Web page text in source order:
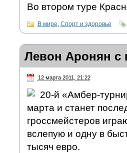
Во втором туре
В мире, Спорт и здоровье
Левон Аронян с
12 марта 2011, 21:22
20-й «Амбер-
марта и станет
гроссмейстеров
вслепую и одну в
тысяч евро.